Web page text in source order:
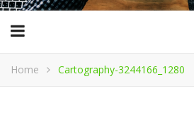
Home Cartography-3244166_1280